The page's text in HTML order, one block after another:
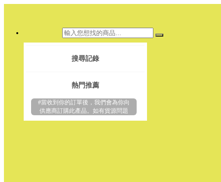
搜尋記錄
熱門推薦
#當收到你的訂單後，我們會為你向
供應商訂購此產品。如有貨源問題